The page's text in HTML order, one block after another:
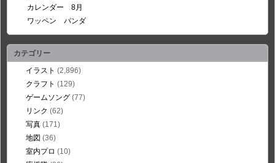
カレンダー 8月
ワッペン パンダ
カテゴリー
イラスト (2,896)
クラフト (129)
ゲームソング (77)
リンク (62)
写真 (171)
地図 (36)
室内プロ (10)